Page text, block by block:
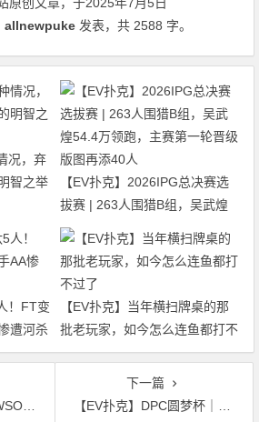
allnewpuke 发表，共 2588 字。
况，弃
智之举
【EV扑克】2026IPG总决赛选
拔赛 | 263人围猎B组，吴武煌
54.4万领跑，主赛第一轮晋级版
！FT变
遭河杀
【EV扑克】当年横扫牌桌的那
批老玩家，如今怎么连鱼都打不
过了
结果已出
下一篇
【EV扑克】DPC圆梦杯｜主赛共计554人参赛125人晋级，宋冰柯和黄明圣分别领跑C组/D组快速